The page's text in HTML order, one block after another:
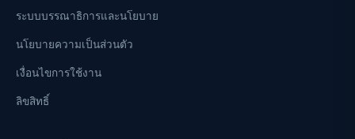
ระบบบรรณาธิการและนโยบาย
นโยบายความเป็นส่วนตัว
เงื่อนไขการใช้งาน
ลิขสิทธิ์